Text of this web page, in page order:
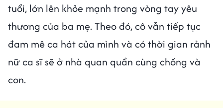
tuổi, lớn lên khỏe mạnh trong vòng tay yêu
thương của ba mẹ. Theo đó, cô vẫn tiếp tục
đam mê ca hát của mình và có thời gian rảnh
nữ ca sĩ sẽ ở nhà quan quẩn cùng chồng và
con.